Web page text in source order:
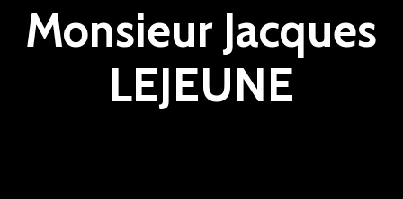
Monsieur Jacques
LEJEUNE